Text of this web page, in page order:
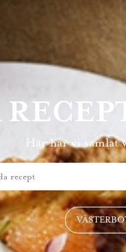
Här har vi samlat